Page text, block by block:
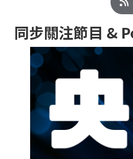
同步關注節目 &